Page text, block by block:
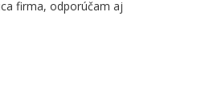
firma, odporúčam aj